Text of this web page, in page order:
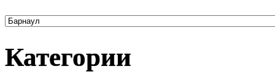
Категории